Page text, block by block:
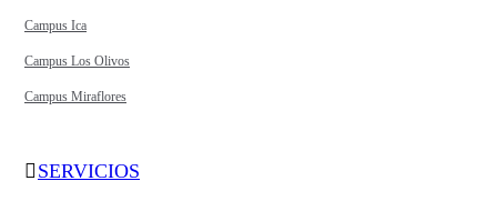
Campus Ica
Campus Los Olivos
Campus Miraflores
SERVICIOS